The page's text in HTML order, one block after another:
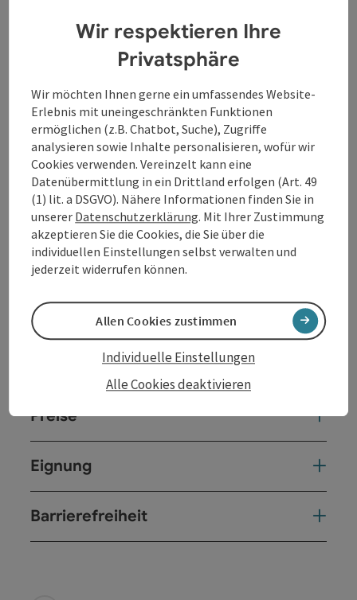
nicht angeboten.
Der Donaubus bedient auf der Fahrt stromabwärts die
Strecke Au-Grafenau und legt bei der Rückfahrt
stromaufwärts auch in Inzell an, um Gäste nach Au
mitzunehmen.
Die Fähre verkehrt ab Mai bis Ende September ...
Beschreibung vollständig anzeigen
Kontakt
Öffnungszeiten
Anreise/Lage
Preise
Eignung
Barrierefreiheit
Wir respektieren Ihre
Privatsphäre
Wir möchten Ihnen gerne ein umfassendes Website-
Erlebnis mit uneingeschränkten Funktionen
ermöglichen (z.B. Chatbot, Suche), Zugriffe
analysieren sowie Inhalte personalisieren, wofür wir
Cookies verwenden. Vereinzelt kann eine
Datenübermittlung in ein Drittland erfolgen (Art. 49
(1) lit. a DSGVO). Nähere Informationen finden Sie in
unserer Datenschutzerklärung. Mit Ihrer Zustimmung
akzeptieren Sie die Cookies, die Sie über die
individuellen Einstellungen selbst verwalten und
jederzeit widerrufen können.
Alle Cookies deaktivieren
Individuelle Einstellungen
Allen Cookies zustimmen